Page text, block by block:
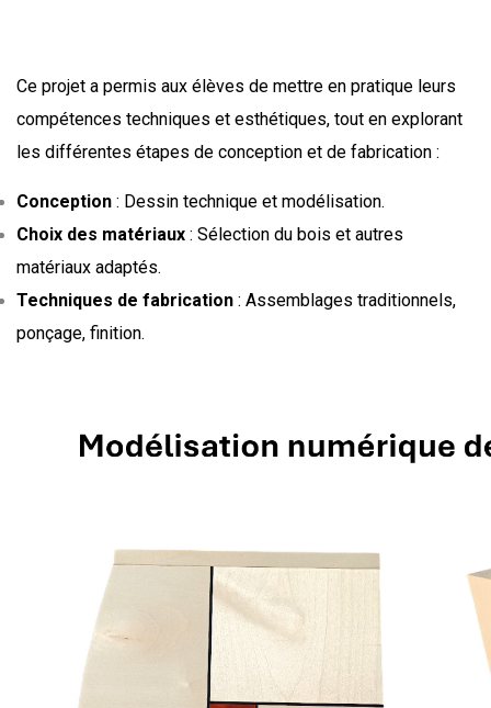
Ce projet a permis aux élèves de mettre en pratique leurs
compétences techniques et esthétiques, tout en explorant
les différentes étapes de conception et de fabrication :
Conception : Dessin technique et modélisation.
Choix des matériaux : Sélection du bois et autres
matériaux adaptés.
Techniques de fabrication : Assemblages traditionnels,
ponçage, finition.